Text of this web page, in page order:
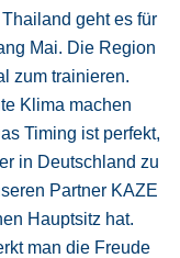
geht es für
Mai. Die Region
zum trainieren.
Klima machen
Timing ist perfekt,
in Deutschland zu
Partner KAZE
Hauptsitz hat.
man die Freude